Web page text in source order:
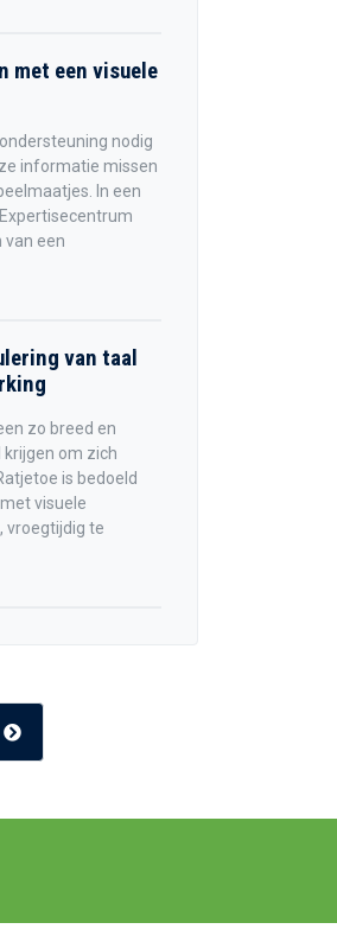
met een visuele
nodig
informatie missen
In een
van een
van taal
zo breed en
om zich
is bedoeld
visuele
vroegtijdig te
Next